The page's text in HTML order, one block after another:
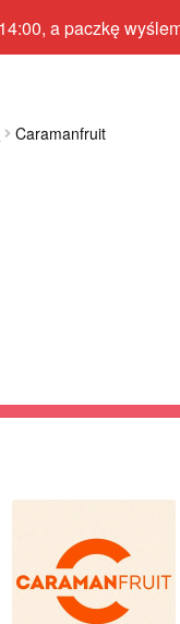
a paczkę
Caramanfruit